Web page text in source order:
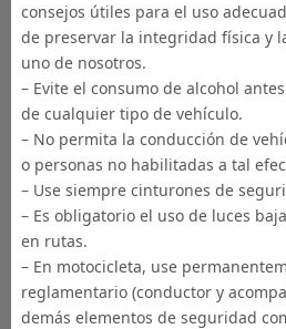
consejos útiles para el uso
de preservar la integridad física y
uno de nosotros.
– Evite el consumo de alcohol
de cualquier tipo de vehículo.
– No permita la conducción de
o personas no habilitadas a tal
– Use siempre cinturones de
– Es obligatorio el uso de luces
en rutas.
– En motocicleta, use
reglamentario (conductor y
demás elementos de seguridad